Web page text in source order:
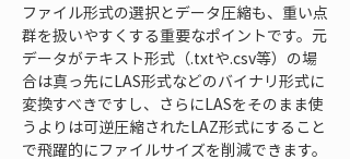
ファイル形式の選択とデータ圧縮も、重い点
群を扱いやすくする重要なポイントです。元
データがテキスト形式（.txtや.csv等）の場
合は真っ先にLAS形式などのバイナリ形式に
変換すべきですし、さらにLASをそのまま使
うよりは可逆圧縮されたLAZ形式にすること
で飛躍的にファイルサイズを削減できます。